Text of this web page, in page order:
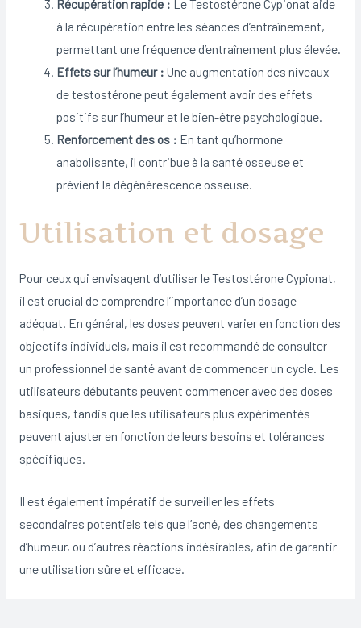
Récupération rapide : Le Testostérone Cypionat aide
à la récupération entre les séances d’entraînement,
permettant une fréquence d’entraînement plus élevée.
Effets sur l’humeur : Une augmentation des niveaux
de testostérone peut également avoir des effets
positifs sur l’humeur et le bien-être psychologique.
Renforcement des os : En tant qu’hormone
anabolisante, il contribue à la santé osseuse et
prévient la dégénérescence osseuse.
Utilisation et dosage
Pour ceux qui envisagent d’utiliser le Testostérone Cypionat,
il est crucial de comprendre l’importance d’un dosage
adéquat. En général, les doses peuvent varier en fonction des
objectifs individuels, mais il est recommandé de consulter
un professionnel de santé avant de commencer un cycle. Les
utilisateurs débutants peuvent commencer avec des doses
basiques, tandis que les utilisateurs plus expérimentés
peuvent ajuster en fonction de leurs besoins et tolérances
spécifiques.
Il est également impératif de surveiller les effets
secondaires potentiels tels que l’acné, des changements
d’humeur, ou d’autres réactions indésirables, afin de garantir
une utilisation sûre et efficace.